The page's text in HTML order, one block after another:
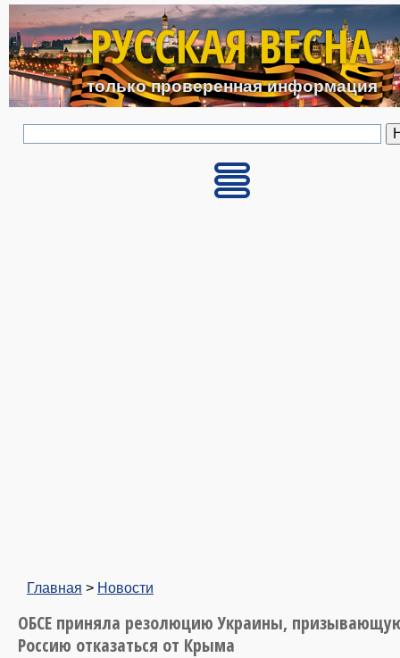
Перейти к основному
РУССКАЯ ВЕСНА
только проверенная информация
Главная > Новости
ОБСЕ приняла резолюцию Украины,
Россию отказаться от Крыма